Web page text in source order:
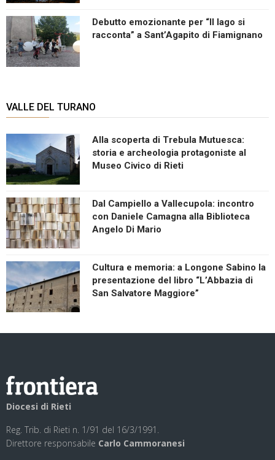
Debutto emozionante per “Il lago si
racconta” a Sant’Agapito di Fiamignano
VALLE DEL TURANO
Alla scoperta di Trebula Mutuesca:
storia e archeologia protagoniste al
Museo Civico di Rieti
Dal Campiello a Vallecupola: incontro
con Daniele Camagna alla Biblioteca
Angelo Di Mario
Cultura e memoria: a Longone Sabino la
presentazione del libro “L’Abbazia di
San Salvatore Maggiore”
Diocesi di Rieti
Reg. Trib. di Rieti n. 1/91 del 16/3/1991.
Direttore responsabile Carlo Cammoranesi